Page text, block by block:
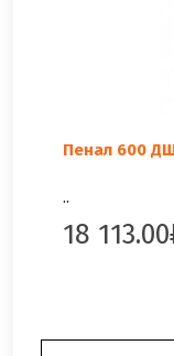
Пенал 600
..
18 113.00